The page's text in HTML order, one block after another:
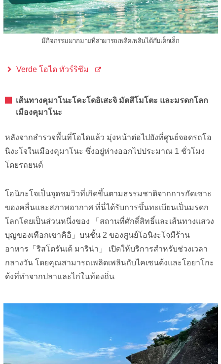
มีกิจกรรมมากมายที่สามารถเพลิดเพลินได้กับเด็กเล็ก
Verde โอได ทัวร์ริซึม
เส้นทางคุมาโนะโคะโดอิเสะจิ มัตสึโมโตะ และมรดกโลก
เมืองคุมาโนะ
หลังจากสำรวจพื้นที่โอไดแล้ว มุ่งหน้าต่อไปยังที่ศูนย์จอดรถโอ
นิงะโจในเมืองคุมาโนะ ซึ่งอยู่ห่างออกไปประมาณ 1 ชั่วโมง
โดยรถยนต์
โอนิกะโจเป็นจุดชมวิวที่เกิดขึ้นตามธรรมชาติจากการกัดเซาะ
ของคลื่นและสภาพอากาศ ที่นี่ได้รับการขึ้นทะเบียนเป็นมรดก
โลกโดยเป็นส่วนหนึ่งของ 「สถานที่ศักดิ์สิทธิ์และเส้นทางแสวง
บุญของเทือกเขาคิอิ」บนชั้น 2 ของศูนย์โอนิงะโจมีร้าน
อาหาร「ริสโตรันเต้ มาริน่า」 เปิดให้บริการสำหรับช่วงเวลา
กลางวัน โดยคุณสามารถเพลิดเพลินกับไคเซนด้งและโอยาโกะ
ด้งที่ทำจากปลาและไก่ในท้องถิ่น